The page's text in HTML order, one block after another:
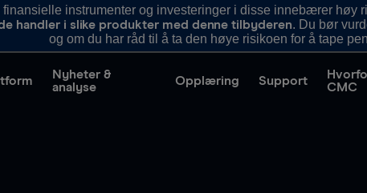
instrumenter og investeringer i disse innebærer høy
handler i slike produkter med denne tilbyderen. Du bør
og om du har råd til å ta den høye risikoen for å tape
Nyheter &
analyse
Opplæring Support
CMC